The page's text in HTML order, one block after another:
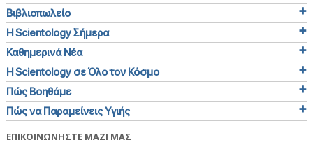
Βιβλιοπωλείο
Η Scientology Σήμερα
Καθημερινά Νέα
Η Scientology σε Όλο τον Κόσμο
Πώς Βοηθάμε
Πώς να Παραμείνεις Υγιής
ΕΠΙΚΟΙΝΩΝΗΣΤΕ ΜΑΖΙ ΜΑΣ